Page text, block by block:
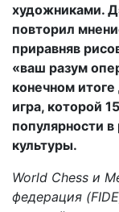
художниками.
повторил
приравняв
«ваш разум
конечном
игра, которой
популярности
культуры.
World Chess и
федерация